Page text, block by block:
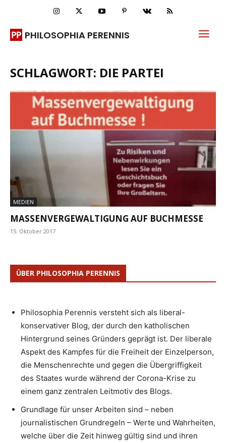
PHILOSOPHIA PERENNIS
SCHLAGWORT: DIE PARTEI
MEDIEN
MASSENVERGEWALTIGUNG AUF BUCHMESSE
15. Oktober 2017
ÜBER PHILOSOPHIA PERENNIS
Philosophia Perennis versteht sich als liberal-
konservativer Blog, der durch den katholischen
Hintergrund seines Gründers geprägt ist. Der liberale
Aspekt des Kampfes für die Freiheit der Einzelperson,
die Menschenrechte und gegen die Übergriffigkeit
des Staates wurde während der Corona-Krise zu
einem ganz zentralen Leitmotiv des Blogs.
Grundlage für unser Arbeiten sind – neben
journalistischen Grundregeln – Werte und Wahrheiten,
welche über die Zeit hinweg gültig sind und ihren